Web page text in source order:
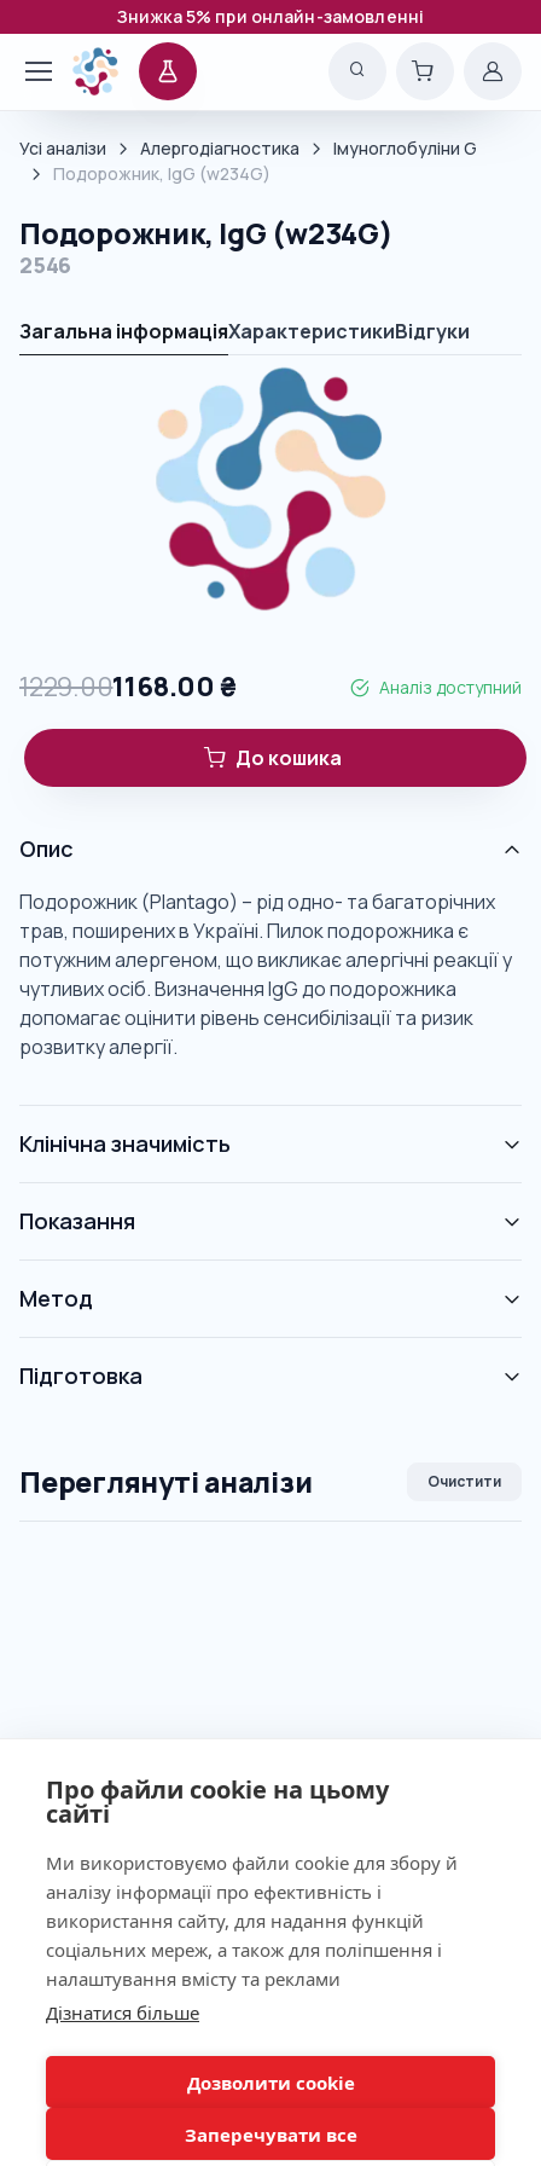
Про файли cookie на цьому
сайті
Ми використовуємо файли cookie для збору й
аналізу інформації про ефективність і
використання сайту, для надання функцій
соціальних мереж, а також для поліпшення і
налаштування вмісту та реклами
Дізнатися більше
Дозволити cookie
Заперечувати все
Знижка 5% при онлайн-замовленні
Усі аналізи Алергодіагностика
Імуноглобуліни G
Подорожник, IgG (w234G)
Подорожник, IgG (w234G)
2546
Загальна інформаціяХарактеристикиВідгуки
1229.001168.00 ₴ Аналіз доступний
До кошика
Опис
Подорожник (Plantago) – рід одно- та багаторічних
трав, поширених в Україні. Пилок подорожника є
потужним алергеном, що викликає алергічні реакції у
чутливих осіб. Визначення IgG до подорожника
допомагає оцінити рівень сенсибілізації та ризик
розвитку алергії.
Клінічна значимість
Показання
Метод
Підготовка
Переглянуті аналізи Очистити
Ліцензія МОЗ України №603260 від 23.09.2011
Наша адреса
КНОПКА